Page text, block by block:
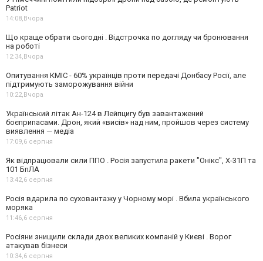
Patriot
14:08, Вчора
Що краще обрати сьогодні . Відстрочка по догляду чи бронювання
на роботі
12:34, Вчора
Опитування КМІС - 60% українців проти передачі Донбасу Росії, але
підтримують заморожування війни
10:22, Вчора
Український літак Ан-124 в Лейпцигу був завантажений
боєприпасами. Дрон, який «висів» над ним, пройшов через систему
виявлення — медіа
17:09,6 серпня
Як відпрацювали сили ППО . Росія запустила ракети "Онікс", Х-31П та
101 БпЛА
13:42,6 серпня
Росія вдарила по суховантажу у Чорному морі . Вбила українського
моряка
11:46,6 серпня
Росіяни знищили склади двох великих компаній у Києві . Ворог
атакував бізнеси
10:34,6 серпня